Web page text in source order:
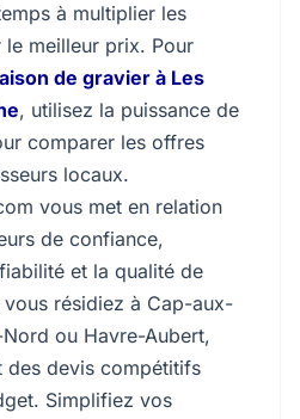
à multiplier les
meilleur prix. Pour
de gravier à Les
, utilisez la puissance de
comparer les offres
locaux.
vous met en relation
de confiance,
et la qualité de
vous résidiez à Cap-aux-
ou Havre-Aubert,
des devis compétitifs
Simplifiez vos